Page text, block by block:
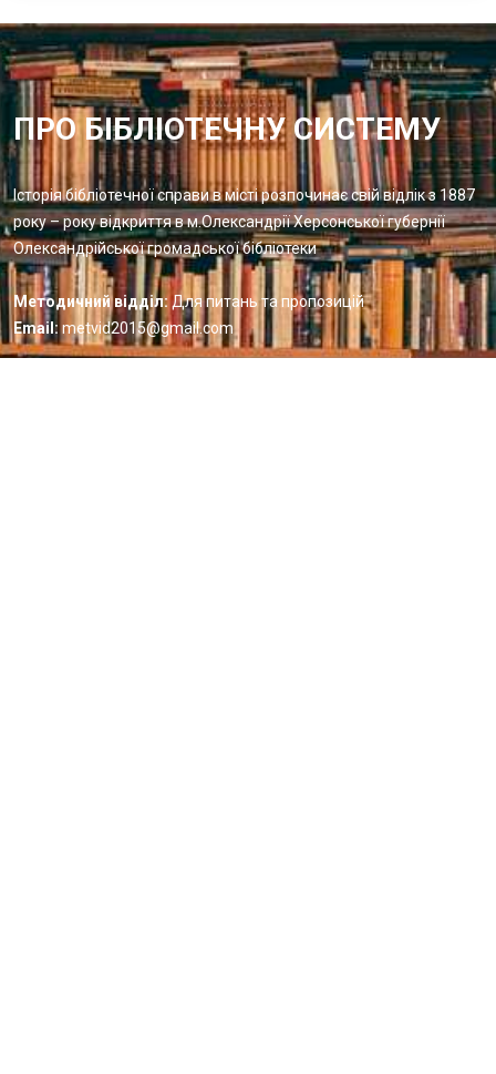
ПРО БІБЛІОТЕЧНУ СИСТЕМУ
Історія бібліотечної справи в місті розпочинає свій відлік з 1887
року – року відкриття в м.Олександрії Херсонської губернії
Олександрійської громадської бібліотеки
Методичний відділ: Для питань та пропозицій
Email: metvid2015@gmail.com